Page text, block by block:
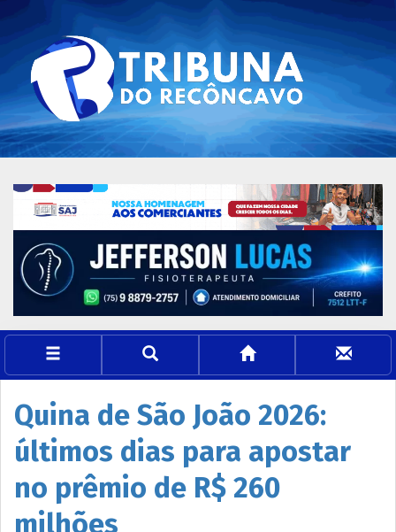
Quina de São João 2026:
últimos dias para apostar
no prêmio de R$ 260
milhões